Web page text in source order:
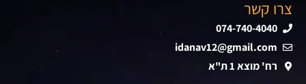
צרו קשר
074-740-4040
idanav12@gmail.com
רח' מוצא 1 ת"א